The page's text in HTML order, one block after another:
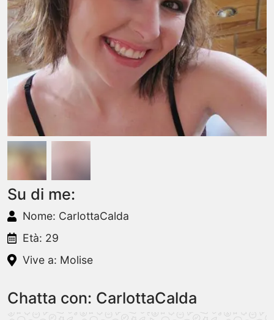
Su di me:
Nome: CarlottaCalda
Età: 29
Vive a: Molise
Chatta con: CarlottaCalda